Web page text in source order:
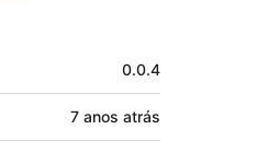
0.0.4
7 anos atrás